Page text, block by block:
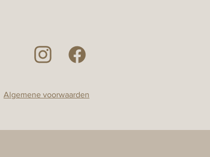
Algemene voorwaarden